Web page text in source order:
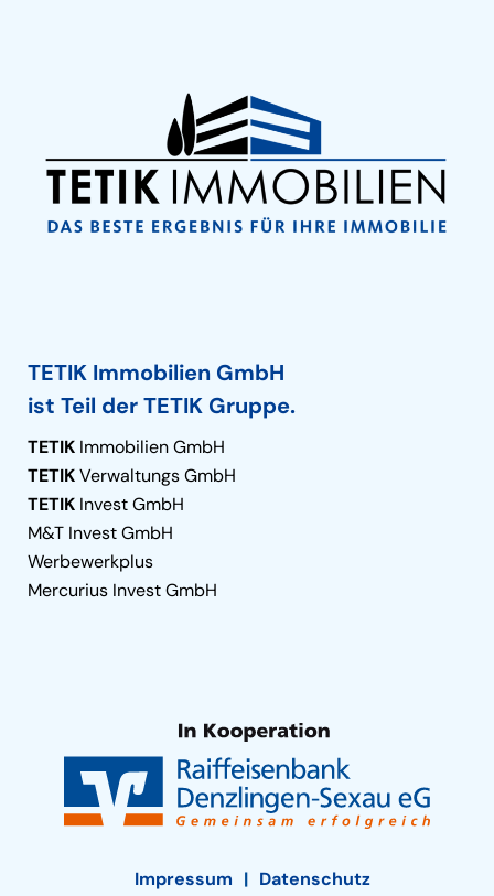
TETIK Immobilien GmbH
ist Teil der TETIK Gruppe.
TETIK Immobilien GmbH
TETIKVerwaltungs GmbH
TETIK Invest GmbH
M&T Invest GmbH
Werbewerkplus
Mercurius Invest GmbH
Impressum Datenschutz